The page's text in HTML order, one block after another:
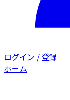
ログイン / 登録
ホーム